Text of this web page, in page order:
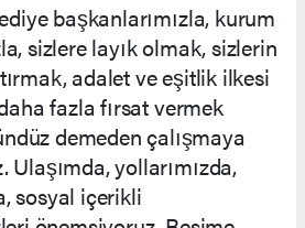
başkanlarımızla, kurum
sizlere layık olmak, sizlerin
adalet ve eşitlik ilkesi
fazla fırsat vermek
demeden çalışmaya
yollarımızda,
sosyal içerikli